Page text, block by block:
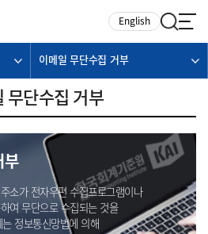
English
이메일 무단수집 거부
무단수집 거부
부
소가 전자우편 수집프로그램이나
여 무단으로 수집되는 것을
정보통신망법에 의해